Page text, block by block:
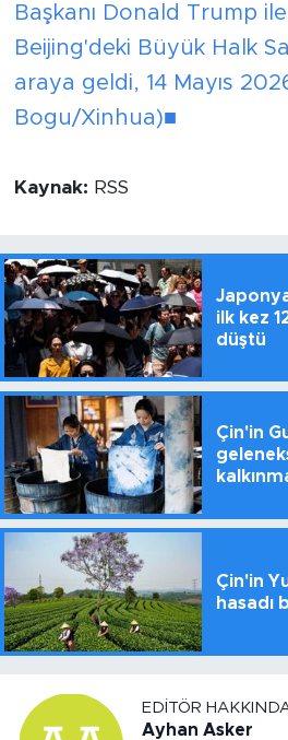
Başkanı Donald Trump
Beijing'deki Büyük Halk
araya geldi, 14 Mayıs
Bogu/Xinhua)■
Kaynak: RSS
ilk kez
düştü
Çin'in
Çin'in
hasadı
EDITÖR
Ayhan Asker